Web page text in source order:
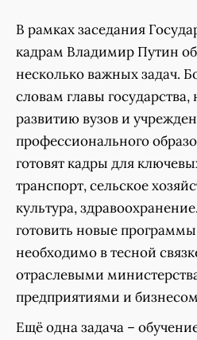
В рамках заседания
кадрам Владимир Путин
несколько важных задач.
словам главы государства,
развитию вузов и
профессионального
готовят кадры для
транспорт, сельское
культура,
готовить новые
необходимо в тесной
отраслевыми
предприятиями и
Ещё одна задача –